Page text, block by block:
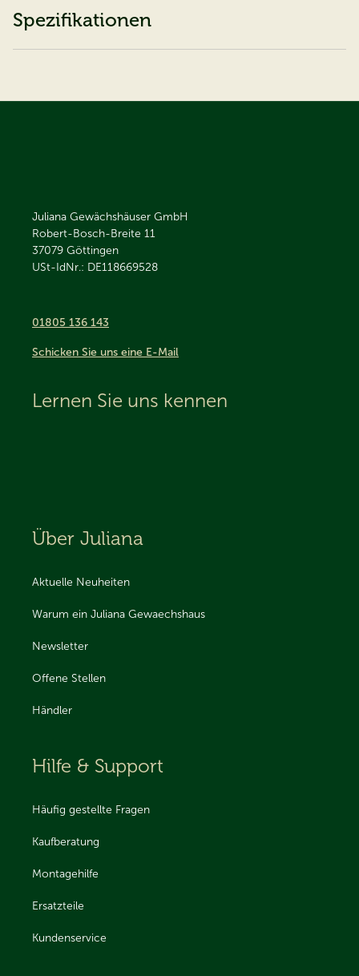
Spezifikationen
Juliana Gewächshäuser GmbH
Robert-Bosch-Breite 11
37079 Göttingen
USt-IdNr.: DE118669528
01805 136 143
Schicken Sie uns eine E-Mail
Lernen Sie uns kennen
Über Juliana
Aktuelle Neuheiten
Warum ein Juliana Gewaechshaus
Newsletter
Offene Stellen
Händler
Hilfe & Support
Häufig gestellte Fragen
Kaufberatung
Montagehilfe
Ersatzteile
Kundenservice